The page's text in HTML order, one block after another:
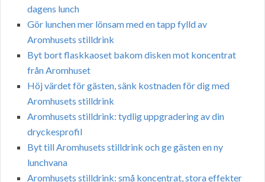
dagens lunch
Gör lunchen mer lönsam med en tapp fylld av
Aromhusets stilldrink
Byt bort flaskkaoset bakom disken mot koncentrat
från Aromhuset
Höj värdet för gästen, sänk kostnaden för dig med
Aromhusets stilldrink
Aromhusets stilldrink: tydlig uppgradering av din
dryckesprofil
Byt till Aromhusets stilldrink och ge gästen en ny
lunchvana
Aromhusets stilldrink: små koncentrat, stora effekter